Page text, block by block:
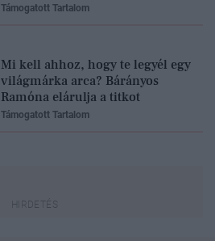
Támogatott Tartalom
Mi kell ahhoz, hogy te legyél egy
világmárka arca? Bárányos
Ramóna elárulja a titkot
Támogatott Tartalom